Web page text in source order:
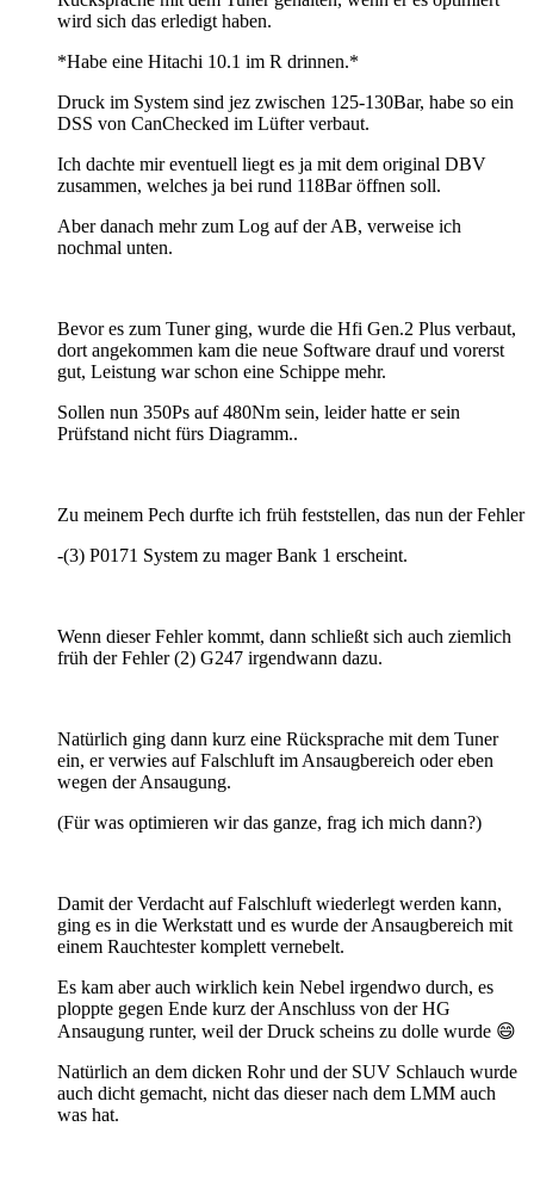
wird sich das erledigt haben.
*Habe eine Hitachi 10.1 im R drinnen.*
Druck im System sind jez zwischen 125-130Bar, habe so ein
DSS von CanChecked im Lüfter verbaut.
Ich dachte mir eventuell liegt es ja mit dem original DBV
zusammen, welches ja bei rund 118Bar öffnen soll.
Aber danach mehr zum Log auf der AB, verweise ich
nochmal unten.
Bevor es zum Tuner ging, wurde die Hfi Gen.2 Plus verbaut,
dort angekommen kam die neue Software drauf und vorerst
gut, Leistung war schon eine Schippe mehr.
Sollen nun 350Ps auf 480Nm sein, leider hatte er sein
Prüfstand nicht fürs Diagramm..
Zu meinem Pech durfte ich früh feststellen, das nun der Fehler
-(3) P0171 System zu mager Bank 1 erscheint.
Wenn dieser Fehler kommt, dann schließt sich auch ziemlich
früh der Fehler (2) G247 irgendwann dazu.
Natürlich ging dann kurz eine Rücksprache mit dem Tuner
ein, er verwies auf Falschluft im Ansaugbereich oder eben
wegen der Ansaugung.
(Für was optimieren wir das ganze, frag ich mich dann?)
Damit der Verdacht auf Falschluft wiederlegt werden kann,
ging es in die Werkstatt und es wurde der Ansaugbereich mit
einem Rauchtester komplett vernebelt.
Es kam aber auch wirklich kein Nebel irgendwo durch, es
ploppte gegen Ende kurz der Anschluss von der HG
Ansaugung runter, weil der Druck scheins zu dolle wurde 😄
Natürlich an dem dicken Rohr und der SUV Schlauch wurde
auch dicht gemacht, nicht das dieser nach dem LMM auch
was hat.